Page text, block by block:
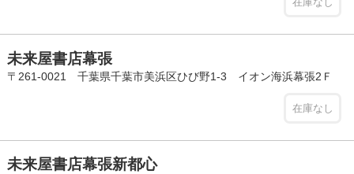
未来屋書店幕張
〒261-0021 千葉県千葉市美浜区ひび野1-3 イオン海浜幕張2Ｆ
在庫なし
未来屋書店幕張新都心